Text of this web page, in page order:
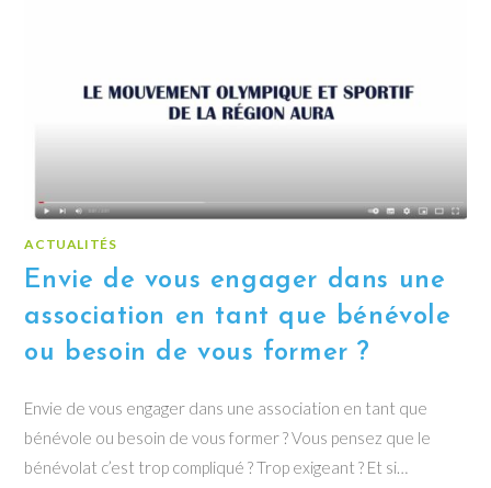
ACTUALITÉS
Envie de vous engager dans une
association en tant que bénévole
ou besoin de vous former ?
Envie de vous engager dans une association en tant que
bénévole ou besoin de vous former ? Vous pensez que le
bénévolat c’est trop compliqué ? Trop exigeant ? Et si…